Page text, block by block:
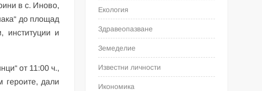
в с. Иново,
до площад
институции и
от 11:00 ч.,
героите, дали
Екология
Здравеопазване
Земеделие
Известни личности
Икономика